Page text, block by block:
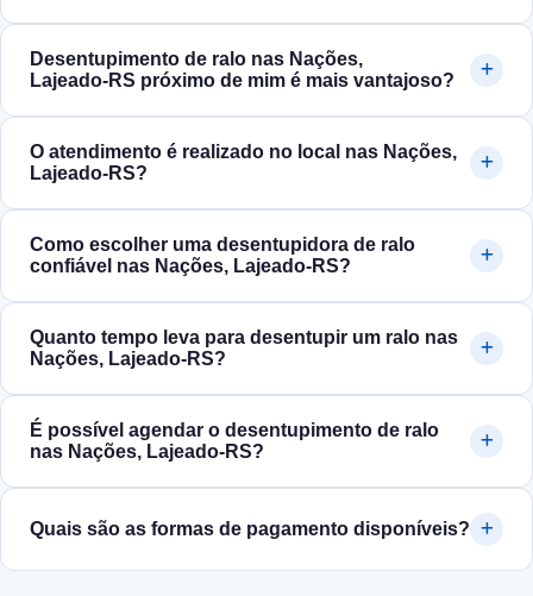
Desentupimento de ralo nas Nações,
Lajeado‑RS próximo de mim é mais vantajoso?
O atendimento é realizado no local nas Nações,
Lajeado‑RS?
Como escolher uma desentupidora de ralo
confiável nas Nações, Lajeado‑RS?
Quanto tempo leva para desentupir um ralo nas
Nações, Lajeado‑RS?
É possível agendar o desentupimento de ralo
nas Nações, Lajeado‑RS?
Quais são as formas de pagamento disponíveis?